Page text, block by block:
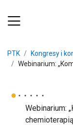
PTK
Kongresy i
Webinarium:
Webinarium: